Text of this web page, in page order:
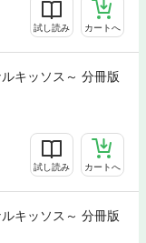
試し読み カートへ
キッソス～ 分冊版
試し読み カートへ
キッソス～ 分冊版